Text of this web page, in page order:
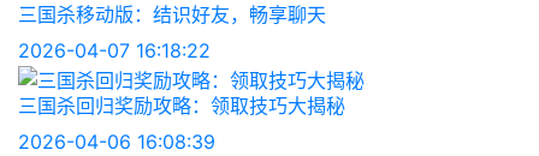
三国杀移动版：结识好友，畅享聊天
2026-04-07 16:18:22
三国杀回归奖励攻略：领取技巧大揭秘
2026-04-06 16:08:39